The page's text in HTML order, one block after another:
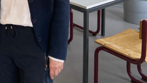
Kerstin Kempermann